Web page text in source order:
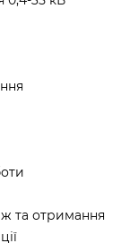
та отримання